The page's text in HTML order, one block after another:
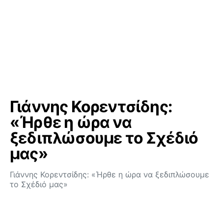
Γιάννης Κορεντσίδης:
«Ήρθε η ώρα να
ξεδιπλώσουμε το Σχέδιό
μας»
Γιάννης Κορεντσίδης: «Ήρθε η ώρα να ξεδιπλώσουμε
το Σχέδιό μας»